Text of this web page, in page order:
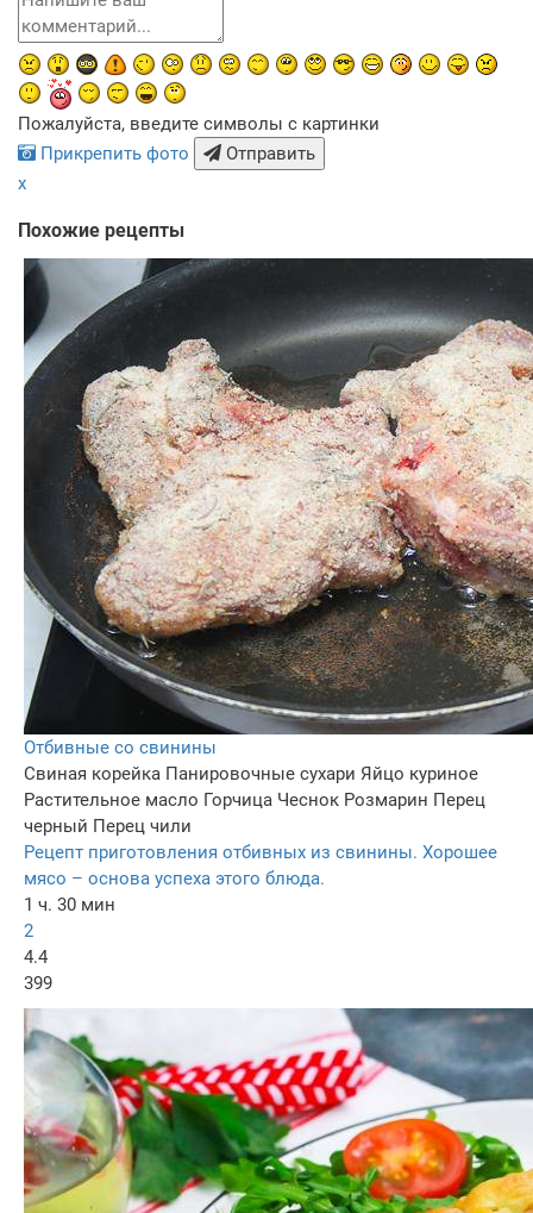
Пожалуйста, введите символы с картинки
Прикрепить фото
Отправить
x
Похожие рецепты
Отбивные со свинины
Свиная корейка Панировочные сухари Яйцо куриное
Растительное масло Горчица Чеснок Розмарин Перец
черный Перец чили
Рецепт приготовления отбивных из свинины. Хорошее
мясо – основа успеха этого блюда.
1 ч. 30 мин
2
4.4
399